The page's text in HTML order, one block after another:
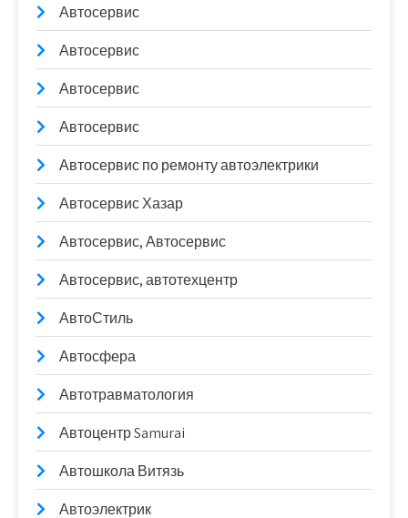
Автосервис
Автосервис
Автосервис
Автосервис
Автосервис по ремонту автоэлектрики
Автосервис Хазар
Автосервис, Автосервис
Автосервис, автотехцентр
АвтоСтиль
Автосфера
Автотравматология
Автоцентр Samurai
Автошкола Витязь
Автоэлектрик